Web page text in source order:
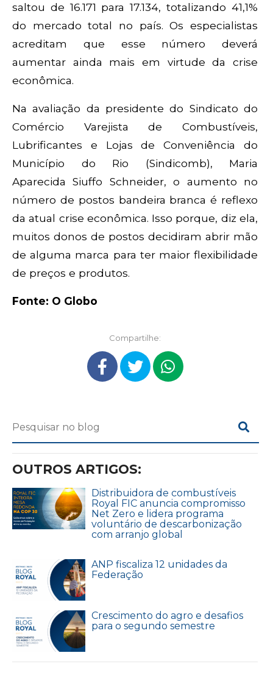
saltou de 16.171 para 17.134, totalizando 41,1%
do mercado total no país. Os especialistas
acreditam que esse número deverá
aumentar ainda mais em virtude da crise
econômica.
Na avaliação da presidente do Sindicato do
Comércio Varejista de Combustíveis,
Lubrificantes e Lojas de Conveniência do
Município do Rio (Sindicomb), Maria
Aparecida Siuffo Schneider, o aumento no
número de postos bandeira branca é reflexo
da atual crise econômica. Isso porque, diz ela,
muitos donos de postos decidiram abrir mão
de alguma marca para ter maior flexibilidade
de preços e produtos.
Fonte: O Globo
Compartilhe:
OUTROS ARTIGOS:
Distribuidora de combustíveis
Royal FIC anuncia compromisso
Net Zero e lidera programa
voluntário de descarbonização
com arranjo global
ANP fiscaliza 12 unidades da
Federação
Crescimento do agro e desafios
para o segundo semestre